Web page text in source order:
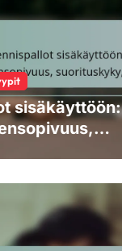
sisäkäyttöön: